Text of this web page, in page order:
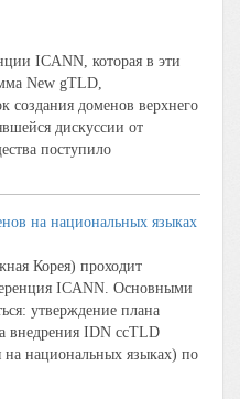
ICANN, которая в эти
New gTLD,
создания доменов верхнего
дискуссии от
поступило
на национальных языках
Корея) проходит
ICANN. Основными
утверждение плана
внедрения IDN ссTLD
национальных языках) по